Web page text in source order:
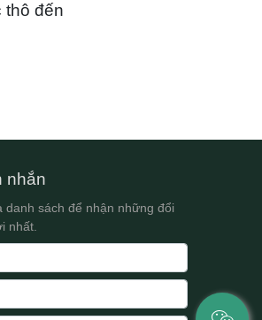
thô đến
nhắn
danh sách để nhận những đổi
nhất.